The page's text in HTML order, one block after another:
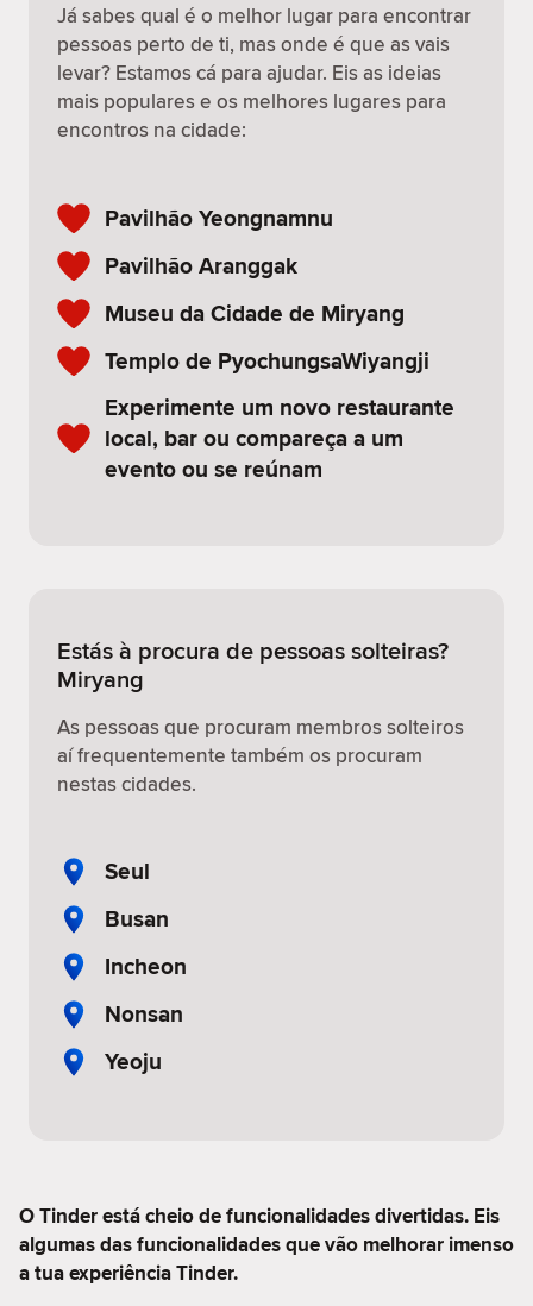
Já sabes qual é o melhor lugar para encontrar
pessoas perto de ti, mas onde é que as vais
levar? Estamos cá para ajudar. Eis as ideias
mais populares e os melhores lugares para
encontros na cidade:
Pavilhão Yeongnamnu
Pavilhão Aranggak
Museu da Cidade de Miryang
Templo de PyochungsaWiyangji
Experimente um novo restaurante
local, bar ou compareça a um
evento ou se reúnam
Estás à procura de pessoas solteiras?
Miryang
As pessoas que procuram membros solteiros
aí frequentemente também os procuram
nestas cidades.
Seul
Busan
Incheon
Nonsan
Yeoju
O Tinder está cheio de funcionalidades divertidas. Eis
algumas das funcionalidades que vão melhorar imenso
a tua experiência Tinder.